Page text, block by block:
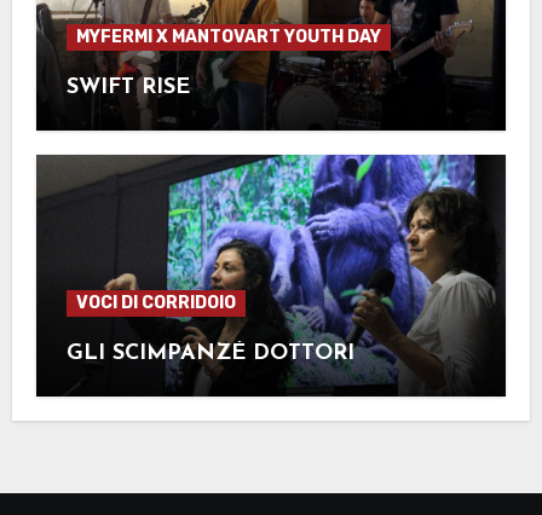
MYFERMI X MANTOVART YOUTH DAY
SWIFT RISE
VOCI DI CORRIDOIO
GLI SCIMPANZÉ DOTTORI